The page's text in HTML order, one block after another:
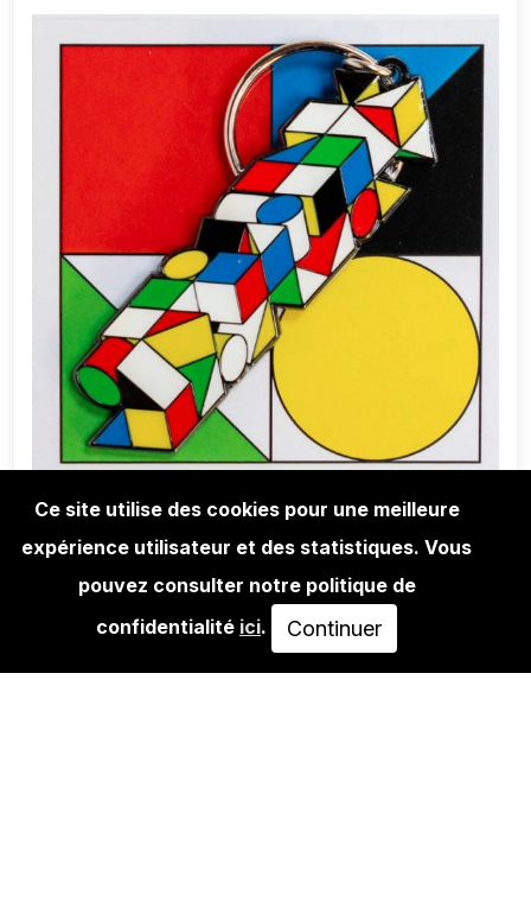
LIFESTYLE
DELTA AKA BORIS TELLEGEN: TIME
KEYCHAIN
Ce site utilise des cookies pour une meilleure
expérience utilisateur et des statistiques. Vous
pouvez consulter notre politique de
confidentialité ici. Continuer